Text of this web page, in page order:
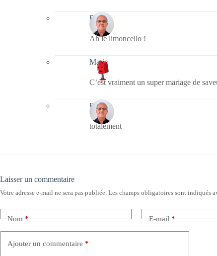
Bernie
Ah le limoncello !
Marie
C’est vraiment un super mariage de
Bernie
totalement
Laisser un commentaire
Votre adresse e-mail ne sera pas publiée. Les champs obligatoires sont indiqués
Nom* E-mail*
Ajouter un commentaire *